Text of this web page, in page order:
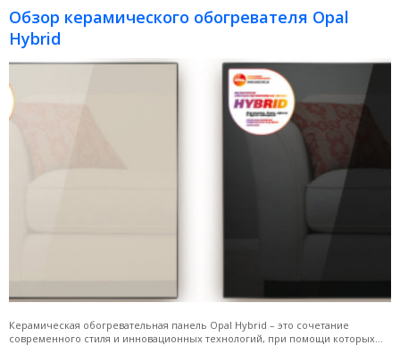
Обзор керамического обогревателя Opal
Hybrid
Керамическая обогревательная панель Opal Hybrid – это сочетание
современного стиля и инновационных технологий, при помощи которых...